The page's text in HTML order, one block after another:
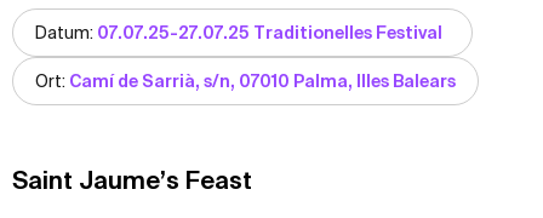
Datum: 07.07.25-27.07.25 Traditionelles Festival
Ort: Camí de Sarrià, s/n, 07010 Palma, Illes Balears
Saint Jaume’s Feast